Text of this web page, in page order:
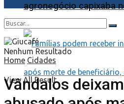
agronegócio capixaba
Nenhum Resultado
View All Result
Home Cidades
Vândalos